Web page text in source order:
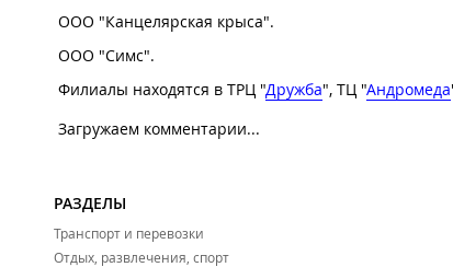
ООО "Канцелярская крыса".
ООО "Симс".
Филиалы находятся в ТРЦ "Дружба", ТЦ "Андромеда
Загружаем комментарии...
РАЗДЕЛЫ
Транспорт и перевозки
Отдых, развлечения, спорт